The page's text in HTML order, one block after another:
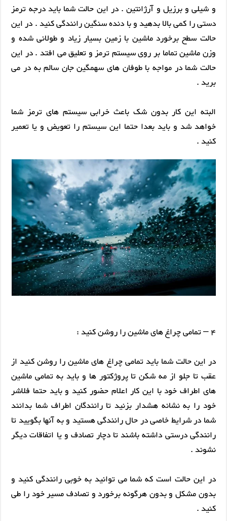
و شیلی و برزیل و آرژانتین . در این حالت شما باید درجه ترمز
دستی را کمی بالا بدهید و با دنده سنگین رانندگی کنید . در این
حالت سطح برخورد ماشین با زمین بسیار زیاد و طولانی شده و
وزن ماشین تماما بر روی سیستم ترمز و تعلیق می افتد . در این
حالت شما در مواجه با طوفان های سهمگین جان سالم به در می
برید .
البته این کار بدون شک باعث خرابی سیستم های ترمز شما
خواهد شد و باید بعدا حتما این سیستم را تعویض و یا تعمیر
کنید .
4 – تمامی چراغ های ماشین را روشن کنید :
در این حالت شما باید تمامی چراغ های ماشین را روشن کنید از
عقب تا جلو از مه شکن تا پروژکتور ها و باید به تمامی ماشین
های اطراف خود با این کار اعلام حضور کنید و باید حتما فلاشر
خود را به نشانه هشدار بزنید تا رانندگان اطراف شما بدانند
شما در شرایط خاصی در حال رانندگی هستید و به آنها بگویید تا
رانندگی درستی داشته باشند تا دچار تصادف و یا اتفاقات دیگر
نشوند .
در این حالت است که شما می توانید به خوبی رانندگی کنید و
بدون مشکل و بدون هرگونه برخورد و تصادف مسیر خود را طی
کنید .